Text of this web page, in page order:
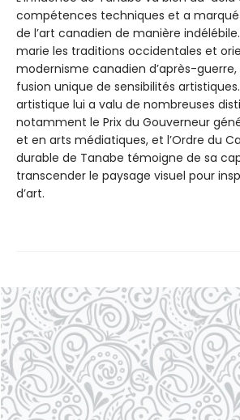
compétences techniques et a
de l’art canadien de manière
marie les traditions occidentales et
modernisme canadien d’après-
fusion unique de sensibilités
artistique lui a valu de nombreuses
notamment le Prix du Gouverneur
et en arts médiatiques, et l’Ordre du
durable de Tanabe témoigne de sa
transcender le paysage visuel pour
d’art.